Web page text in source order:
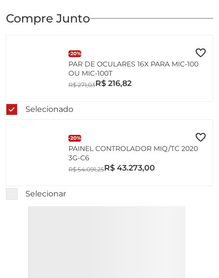
Compre Junto
-20%
PAR DE OCULARES 16X PARA MIC-100
OU MIC-100T
R$ 271,03R$ 216,82
Selecionado
-20%
PAINEL CONTROLADOR MIQ/TC 2020
3G-C6
R$ 54.091,25R$ 43.273,00
Selecionar